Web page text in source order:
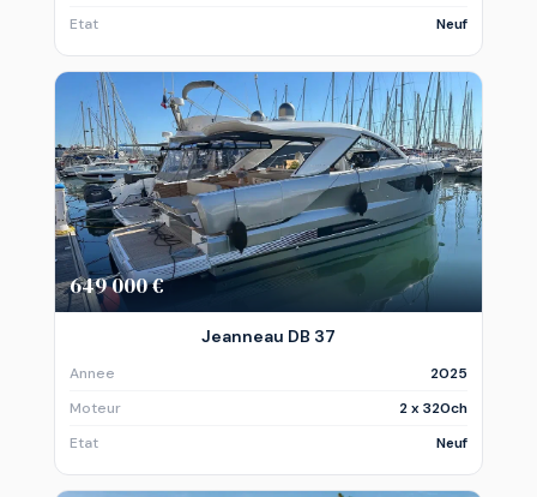
Etat
Neuf
649 000 €
Jeanneau DB 37
Annee
2025
Moteur
2 x 320ch
Etat
Neuf